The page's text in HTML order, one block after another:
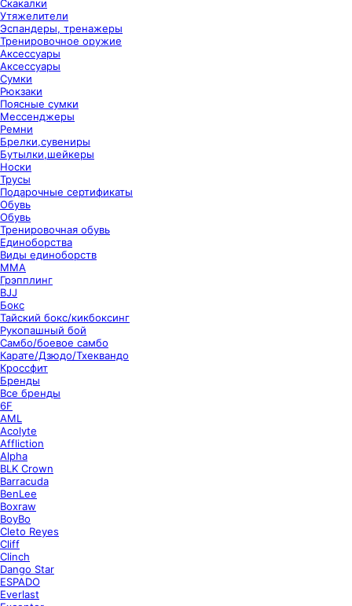
Скакалки
Утяжелители
Эспандеры, тренажеры
Тренировочное оружие
Аксессуары
Аксессуары
Сумки
Рюкзаки
Поясные сумки
Мессенджеры
Ремни
Брелки,сувениры
Бутылки,шейкеры
Носки
Трусы
Подарочные сертификаты
Обувь
Обувь
Тренировочная обувь
Единоборства
Виды единоборств
ММА
Грэпплинг
BJJ
Бокс
Тайский бокс/кикбоксинг
Рукопашный бой
Самбо/боевое самбо
Карате/Дзюдо/Тхеквандо
Кроссфит
Бренды
Все бренды
6F
AML
Acolyte
Affliction
Alpha
BLK Crown
Barracuda
BenLee
Boxraw
BoyBo
Cleto Reyes
Cliff
Clinch
Dango Star
ESPADO
Everlast